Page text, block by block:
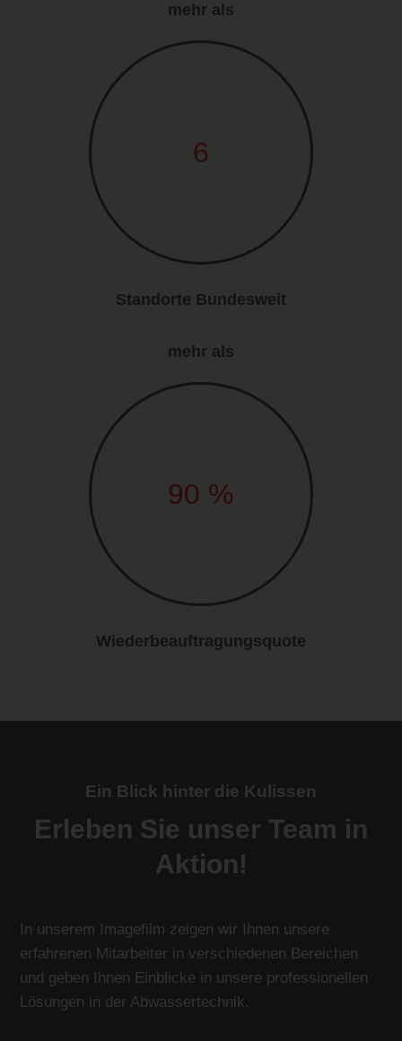
mehr als
6
Standorte Bundesweit
mehr als
90 %
Wiederbeauftragungsquote
Ein Blick hinter die Kulissen
Erleben Sie unser Team in
Aktion!
In unserem Imagefilm zeigen wir Ihnen unsere
erfahrenen Mitarbeiter in verschiedenen Bereichen
und geben Ihnen Einblicke in unsere professionellen
Lösungen in der Abwassertechnik.